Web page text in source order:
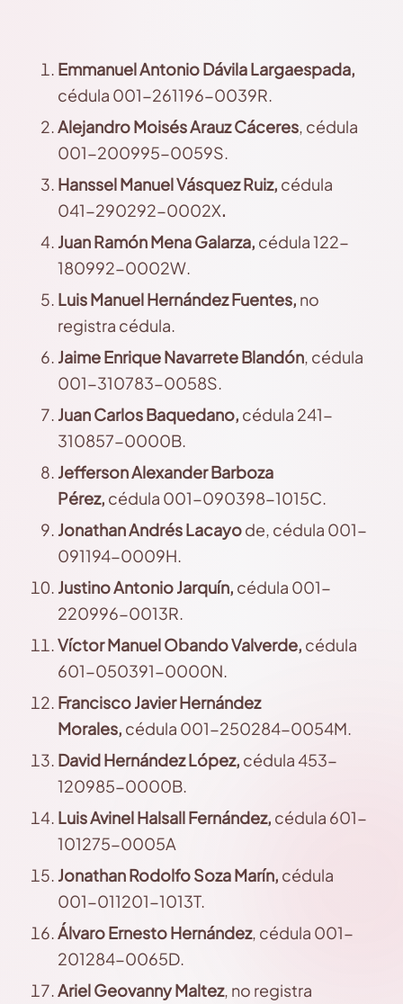
EmmanuelAntonio Dávila Largaespada,
cédula 001-261196-0039R.
AlejandroMoisés Arauz Cáceres, cédula
001-200995-0059S.
HansselManuel Vásquez Ruiz, cédula
041-290292-0002X.
JuanRamón Mena Galarza, cédula 122-
180992-0002W.
LuisManuelHernández Fuentes, no
registra cédula.
JaimeEnrique Navarrete Blandón, cédula
001-310783-0058S.
JuanCarlos Baquedano, cédula 241-
310857-0000B.
JeffersonAlexander Barboza
Pérez, cédula 001-090398-1015C.
JonathanAndrés Lacayode, cédula 001-
091194-0009H.
JustinoAntonio Jarquín, cédula 001-
220996-0013R.
VíctorManuel Obando Valverde, cédula
601-050391-0000N.
FranciscoJavier Hernández
Morales, cédula 001-250284-0054M.
DavidHernándezLópez, cédula 453-
120985-0000B.
LuisAvinel Halsall Fernández, cédula 601-
101275-0005A
JonathanRodolfo Soza Marín, cédula
001-011201-1013T.
ÁlvaroErnesto Hernández, cédula 001-
201284-0065D.
ArielGeovanny Maltez, no registra